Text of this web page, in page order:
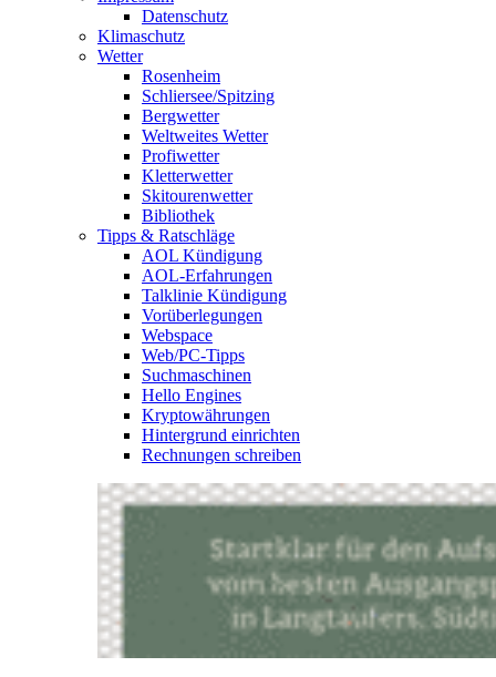
Datenschutz
Klimaschutz
Wetter
Rosenheim
Schliersee/Spitzing
Bergwetter
Weltweites Wetter
Profiwetter
Kletterwetter
Skitourenwetter
Bibliothek
Tipps & Ratschläge
AOL Kündigung
AOL-Erfahrungen
Talklinie Kündigung
Vorüberlegungen
Webspace
Web/PC-Tipps
Suchmaschinen
Hello Engines
Kryptowährungen
Hintergrund einrichten
Rechnungen schreiben